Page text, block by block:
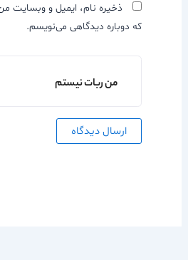
ذخیره نام، ایمیل و وبسایت
که دوباره دیدگاهی می‌نویسم.
من ربات نیستم